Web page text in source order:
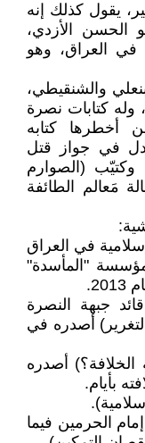
يقول كذلك إنه
الحسن الأزدي،
في العراق، وهو
والشنقيطي،
وله كتابات نصرة
أخطرها كتابه
العدل في جواز قتل
وكتيّب (الصوارم
مَعالم الطائفة
في العراق
"المأسدة"
جبهة النصرة
أصدره في
الخلافة؟) أصدره
الحرمين فيما